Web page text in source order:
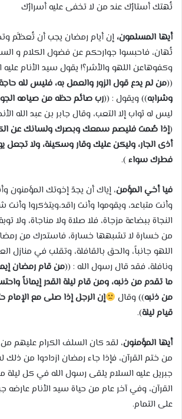
تُهتك أستارُك عند من لا تخفى عليه أسرارُك
أيها المسلمون، إن أيام رمضان يجب أن تُعظَّم
تُهان، فاحبسوا جوارحكم عن فضول الكلام و
وكفوهاعن اللهو والأشر؟! يقول سيد الأنام عليه
((من لم يدع قول الزور والعمل به، فليس لله
وشرابه)) ويقول : ((رب صائم حظه من صيامه
ليس له ثواب إلا التعب، وقال جابر بن عبد الله
(إذا صُمت فليصم سمعك وبصرك ولسانك عن
أذى الجار، وليكن عليك وقار وسكينة، ولا
فطرك سواء).
فيا أخي المؤمن، إياك أن يجدّ إخوتك المؤمنون
وأنت متباعد، ويقوموا وأنت راقد،ويتذكروا
النجاة ببضاعة مزجاة، فلا صلاة ولا مناجاة، ولا
من خسارة لا تشبهها خسارة، فاستدرك من
اللهو جانباً، والحق بالقافلة، وتقلب في منازل
ونافلة، فقد قال رسول الله : ((من قام رمضان
ما تقدم من ذنبه، ومن قام ليلة القدر إيماناً
من ذنبه)) وقال
إن الرجل إذا صلى مع
قيام ليلة).
أيها المؤمنون، لقد كان السلف الكرام عليهم من
من ختم القرآن، فإذا جاء رمضان ازدادوا من ذلك
جبريل عليه السلام يلقى رسول الله في كل ليلة
القرآن، وفي آخر عام من حياة سيد الأنام عارضه
على التمام.